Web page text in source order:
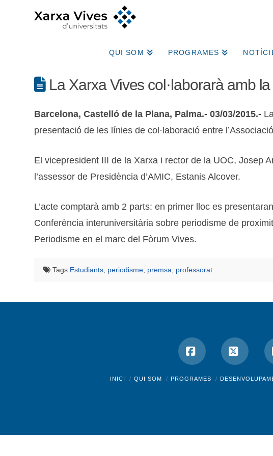
QUI SOM PROGRAMES
La Xarxa Vives col·laborarà amb
Barcelona, Castelló de la Plana, Palma.- 03/03/2015.-
presentació de les línies de col·laboració entre
El vicepresident III de la Xarxa i rector de la UOC, Josep
l’assessor de Presidència d’AMIC, Estanis Alcover.
L’acte comptarà amb 2 parts: en primer lloc es
Conferència interuniversitària sobre periodisme de
Periodisme en el marc del Fòrum Vives.
Tags:Estudiants, periodisme, premsa, professorat
Facebook
X
INICI QUI SOM PROGRAMES